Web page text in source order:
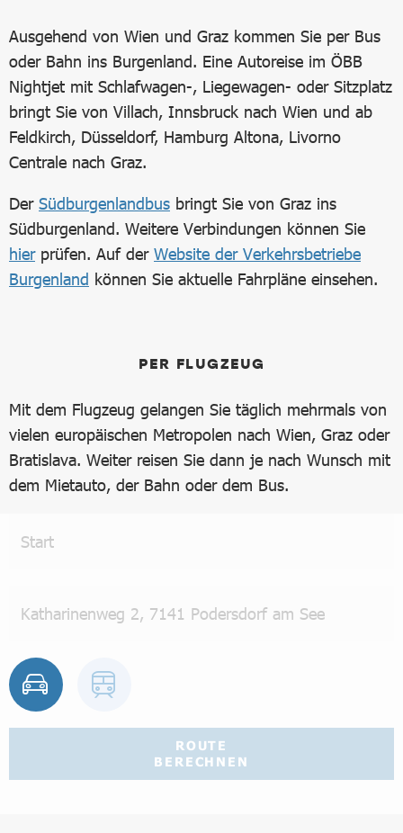
Ausgehend von Wien und Graz kommen Sie per Bus
oder Bahn ins Burgenland. Eine Autoreise im ÖBB
Nightjet mit Schlafwagen-, Liegewagen- oder Sitzplatz
bringt Sie von Villach, Innsbruck nach Wien und ab
Feldkirch, Düsseldorf, Hamburg Altona, Livorno
Centrale nach Graz.
Der Südburgenlandbus bringt Sie von Graz ins
Südburgenland. Weitere Verbindungen können Sie
hierprüfen. Auf der Website der Verkehrsbetriebe
Burgenland können Sie aktuelle Fahrpläne einsehen.
PER FLUGZEUG
Mit dem Flugzeug gelangen Sie täglich mehrmals von
vielen europäischen Metropolen nach Wien, Graz oder
Bratislava. Weiter reisen Sie dann je nach Wunsch mit
dem Mietauto, der Bahn oder dem Bus.
ROUTE
BERECHNEN